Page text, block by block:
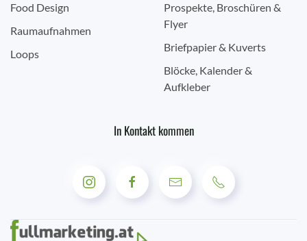
Food Design
Raumaufnahmen
Loops
Prospekte, Broschüren &
Flyer
Briefpapier & Kuverts
Blöcke, Kalender &
Aufkleber
In Kontakt kommen